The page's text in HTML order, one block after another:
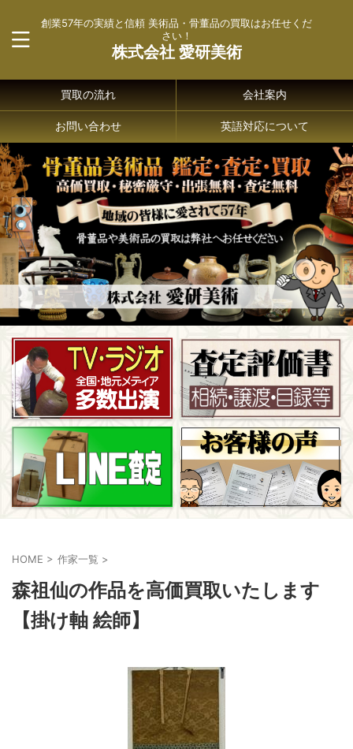
創業57年の実績と信頼 美術品・骨董品の買取はお任せくだ
さい！
株式会社 愛研美術
買取の流れ 会社案内
お問い合わせ 英語対応について
HOME > 作家一覧 >
森祖仙の作品を高価買取いたします
【掛け軸 絵師】